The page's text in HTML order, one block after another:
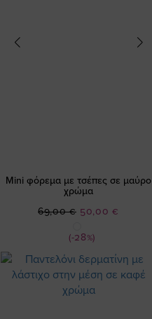
Mini φόρεμα με τσέπες σε μαύρο
χρώμα
(-28%)
Ειδική
50,00 €
69,00 €